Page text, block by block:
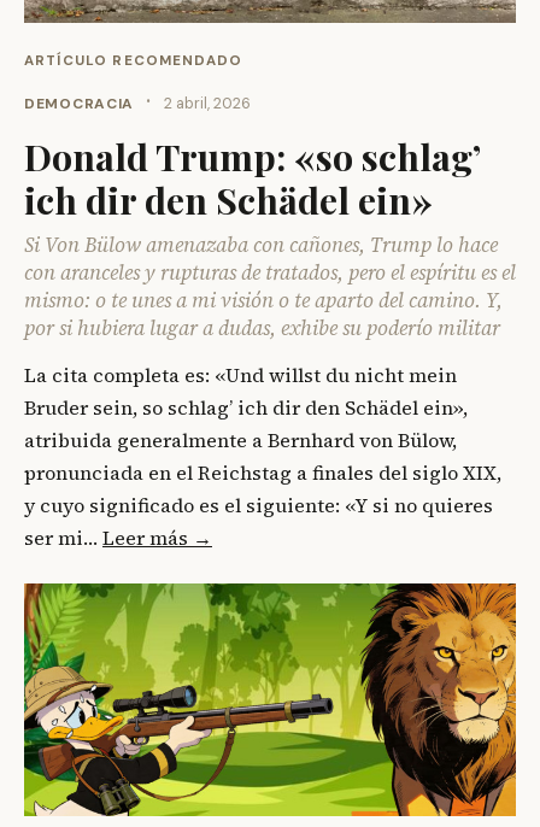
ARTÍCULO RECOMENDADO
DEMOCRACIA · 2 abril, 2026
Donald Trump: «so schlag’
ich dir den Schädel ein»
Si Von Bülow amenazaba con cañones, Trump lo hace
con aranceles y rupturas de tratados, pero el espíritu es el
mismo: o te unes a mi visión o te aparto del camino. Y,
por si hubiera lugar a dudas, exhibe su poderío militar
La cita completa es: «Und willst du nicht mein
Bruder sein, so schlag’ ich dir den Schädel ein»,
atribuida generalmente a Bernhard von Bülow,
pronunciada en el Reichstag a finales del siglo XIX,
y cuyo significado es el siguiente: «Y si no quieres
ser mi… Leer más →